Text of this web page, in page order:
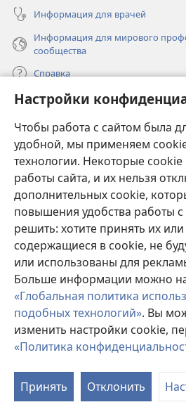
Настройки
Чтобы работа с сайтом была
удобной, мы применяем
технологии. Некоторые
работы сайта, и их нельзя
дополнительных cookie,
повышения удобства работы
решить: хотите принять их
содержащиеся в cookie, не
или использованы для
Больше информации можно
«Глобальная политика
подобных технологий». Вы
изменить настройки cookie,
«Политика
Принять Отклонить
Информация для врачей
Информация для мирового
сообщества
Справка
Пожертвования
в
новом
окне)
ОНЛАЙН-БИБЛИОТЕКА
(открывается
новом
окне)
JW Hub®
(открывается
в
новом
окне)
JW Library ®
Watchtower Library
Copyright© 2026 Watch Tower Bible and
УСЛОВИЯ
КОНФИДЕНЦИАЛЬНОСТИ